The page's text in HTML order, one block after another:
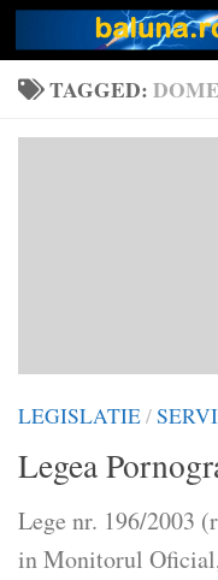
Skip to content
TAGGED:
LEGISLATIE/
Legea
Lege nr. 196/2003
in Monitorul